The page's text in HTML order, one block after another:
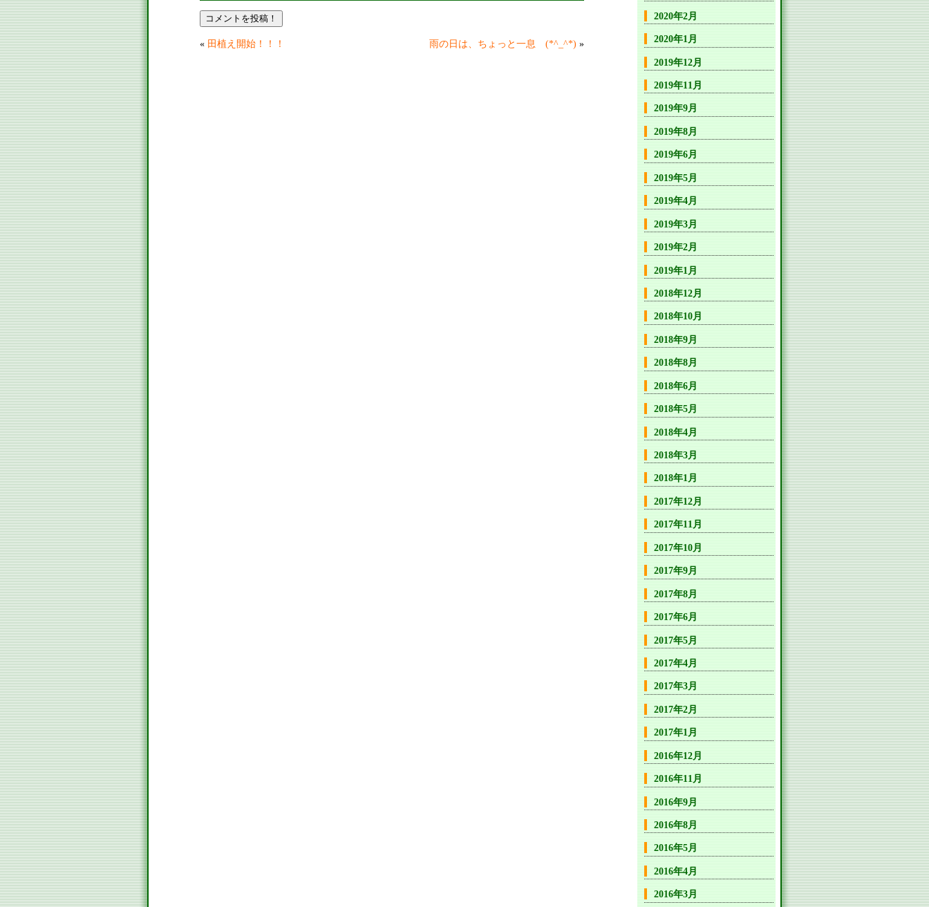
« 田植え開始！！！ 雨の日は、ちょっと一息 (*^_^*) »
2020年2月
2020年1月
2019年12月
2019年11月
2019年9月
2019年8月
2019年6月
2019年5月
2019年4月
2019年3月
2019年2月
2019年1月
2018年12月
2018年10月
2018年9月
2018年8月
2018年6月
2018年5月
2018年4月
2018年3月
2018年1月
2017年12月
2017年11月
2017年10月
2017年9月
2017年8月
2017年6月
2017年5月
2017年4月
2017年3月
2017年2月
2017年1月
2016年12月
2016年11月
2016年9月
2016年8月
2016年5月
2016年4月
2016年3月